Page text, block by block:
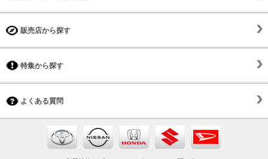
販売店から探す
特集から探す
よくある質問